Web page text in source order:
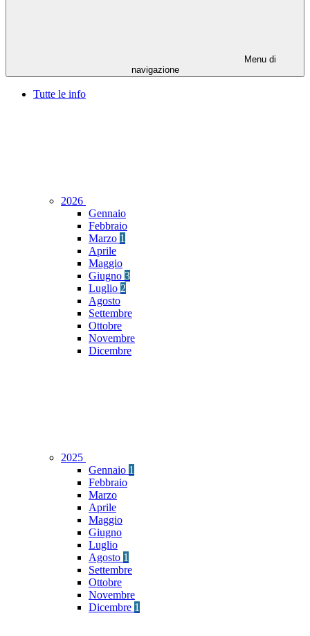
Menu di
navigazione
Tutte le info
2026
Gennaio
Febbraio
Marzo 1
Aprile
Maggio
Giugno 3
Luglio 2
Agosto
Settembre
Ottobre
Novembre
Dicembre
2025
Gennaio 1
Febbraio
Marzo
Aprile
Maggio
Giugno
Luglio
Agosto 1
Settembre
Ottobre
Novembre
Dicembre 1